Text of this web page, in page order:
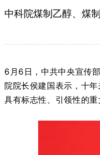
中科院煤制乙醇、煤
6月6日，中共中央宣传
院院长侯建国表示，十
具有标志性、引领性的